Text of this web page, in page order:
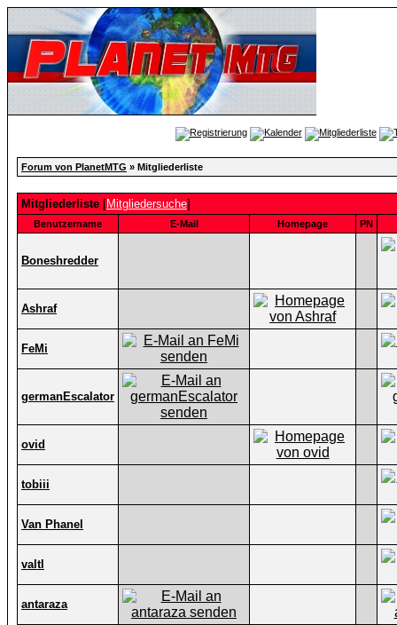
Forum von PlanetMTG » Mitgliederliste
Mitgliederliste [Mitgliedersuche]
Benutzername E-Mail Homepage PN
Boneshredder
Ashraf
FeMi
germanEscalator
ovid
tobiii
Van Phanel
valtl
antaraza